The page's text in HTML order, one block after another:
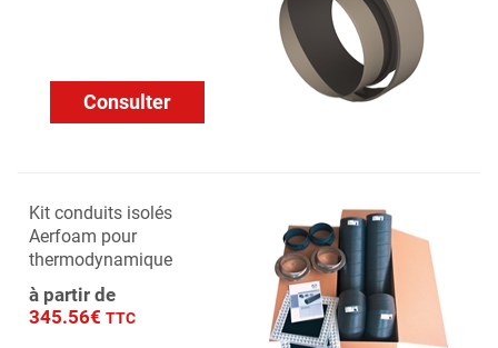
Consulter
Kit conduits isolés
Aerfoam pour
thermodynamique
à partir de
345.56€ TTC